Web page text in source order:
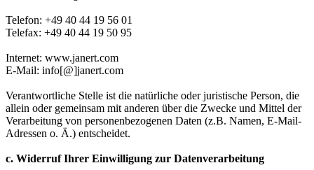
Telefon: +49 40 44 19 56 01
Telefax: +49 40 44 19 50 95
Internet: www.janert.com
E-Mail: info[@]janert.com
Verantwortliche Stelle ist die natürliche oder juristische Person, die
allein oder gemeinsam mit anderen über die Zwecke und Mittel der
Verarbeitung von personenbezogenen Daten (z.B. Namen, E-Mail-
Adressen o. Ä.) entscheidet.
c. Widerruf Ihrer Einwilligung zur Datenverarbeitung